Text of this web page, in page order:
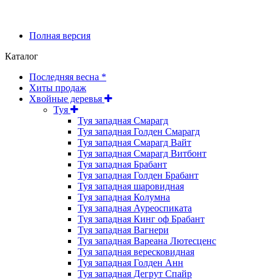
Полная версия
Каталог
Последняя весна *
Хиты продаж
Хвойные деревья
Туя
Туя западная Смарагд
Туя западная Голден Смарагд
Туя западная Смарагд Вайт
Туя западная Смарагд Витбонт
Туя западная Брабант
Туя западная Голден Брабант
Туя западная шаровидная
Туя западная Колумна
Туя западная Ауреоспиката
Туя западная Кинг оф Брабант
Туя западная Вагнери
Туя западная Вареана Лютесценс
Туя западная вересковидная
Туя западная Голден Анн
Туя западная Дегрут Спайр